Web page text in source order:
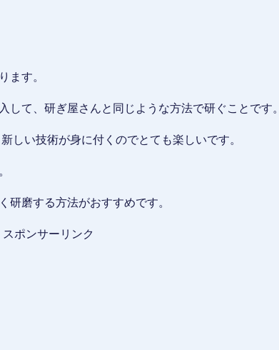
ます。
て、研ぎ屋さんと同じような方法で研ぐことです。
しい技術が身に付くのでとても楽しいです。
研磨する方法がおすすめです。
スポンサーリンク